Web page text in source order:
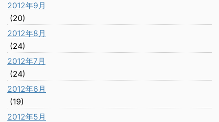
2012年9月
(20)
2012年8月
(24)
2012年7月
(24)
2012年6月
(19)
2012年5月